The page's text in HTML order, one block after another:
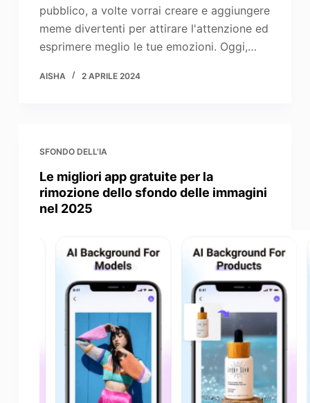
pubblico, a volte vorrai creare e aggiungere
meme divertenti per attirare l'attenzione ed
esprimere meglio le tue emozioni. Oggi,…
AISHA 2 APRILE 2024
SFONDO DELL'IA
Le migliori app gratuite per la
rimozione dello sfondo delle immagini
nel 2025